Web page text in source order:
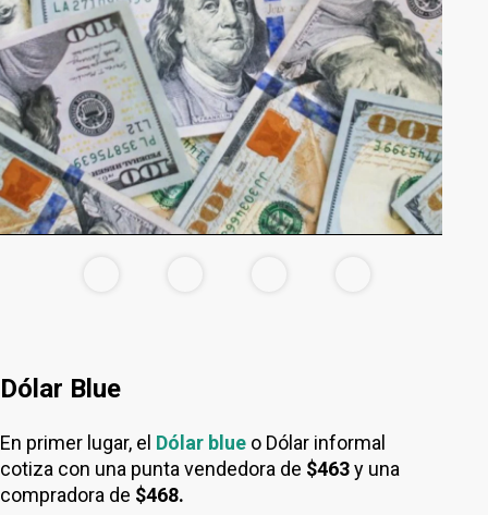
Dólar Blue
En primer lugar, el Dólar blue o Dólar informal
cotiza con una punta vendedora de $463y una
compradora de $468.